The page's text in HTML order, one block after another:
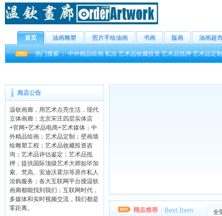
首页 油画雕塑 照片手绘油画 书画 版画 油画超
热门搜索 ：中外精品绘画 私洽 艺术品收藏投资 艺术品抵押 艺术品定制
商店公告
温钦画廊，用艺术点亮生活，现代
立体画廊：北京宋庄四层实体店
+官网+艺术品电商+艺术媒体；中
外精品绘画；艺术品定制；壁画墙
绘雕塑工程；艺术品收藏投资咨
询；艺术品评估鉴定；艺术品抵
押；提供国际顶级艺术大师如毕加
索、梵高、安迪沃霍尔等原作私人
洽购服务；各大互联网平台搜温钦
画廊都能找到我们；互联网时代，
多媒体和实时视频交流，我们都是
零距离。
全